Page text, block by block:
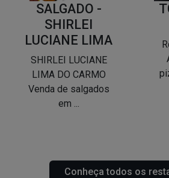
SALGADO -
SHIRLEI
LUCIANE LIMA
SHIRLEI LUCIANE
LIMA DO CARMO
Venda de salgados
em ...
Conheça todos os